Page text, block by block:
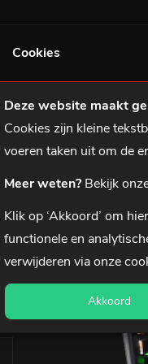
Cookies
Deze website maakt
Cookies zijn kleine
voeren taken uit om de
Meer weten? Bekijk
Klik op ‘Akkoord’ om
functionele en
verwijderen via onze
Akkoord
PC'S
klaar geleverd
Gaming